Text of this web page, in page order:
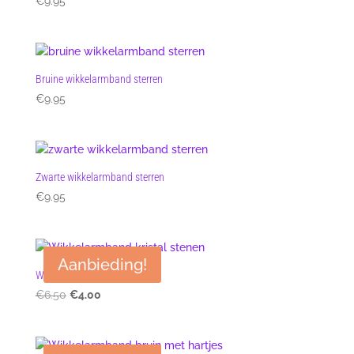
Bruine wikkelarmband sterren
€9.95
Zwarte wikkelarmband sterren
€9.95
Aanbieding!
Wikkelarmband kristal stenen
€6.50 Oorspronkelijke
€6.50.
€4.00Huidige
€4.00.